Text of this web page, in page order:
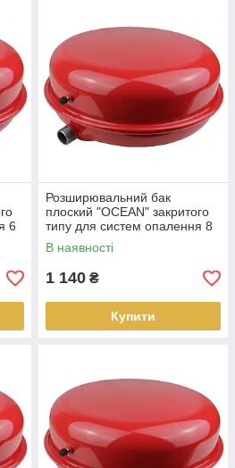
6
Розширювальний бак
плоский "OCEAN" закритого
типу для систем опалення 8
літрів
В наявності
1 140 ₴
Купити